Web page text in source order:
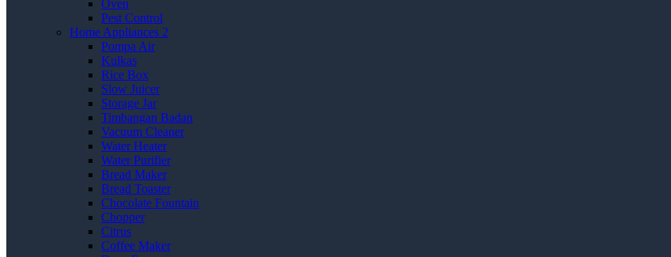
Oven
Pest Control
Home Appliances 2
Pompa Air
Kulkas
Rice Box
Slow Juicer
Storage Jar
Timbangan Badan
Vacuum Cleaner
Water Heater
Water Purifier
Bread Maker
Bread Toaster
Chocolate Fountain
Chopper
Citrus
Coffee Maker